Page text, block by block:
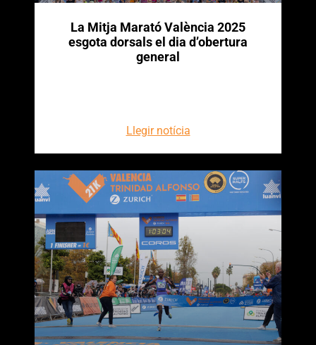
La Mitja Marató València 2025
esgota dorsals el dia d’obertura
general
Llegir notícia